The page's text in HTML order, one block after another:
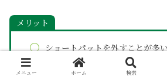
メリット
ショートパットを外すことが多
狙ったところボールに行かない人
メニュー ホーム 検索